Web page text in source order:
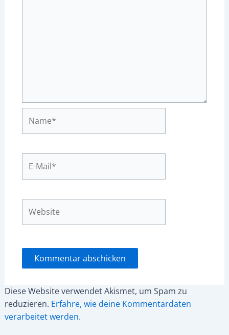
Mail*
Diese Website verwendet Akismet, um Spam zu
reduzieren. Erfahre, wie deine Kommentardaten
verarbeitet werden.